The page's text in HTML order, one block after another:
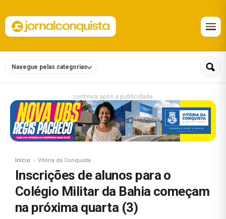
Navegue pelas categorias
continua após a publicidade
Início Vitória da Conquista
Inscrições de alunos para o
Colégio Militar da Bahia começam
na próxima quarta (3)